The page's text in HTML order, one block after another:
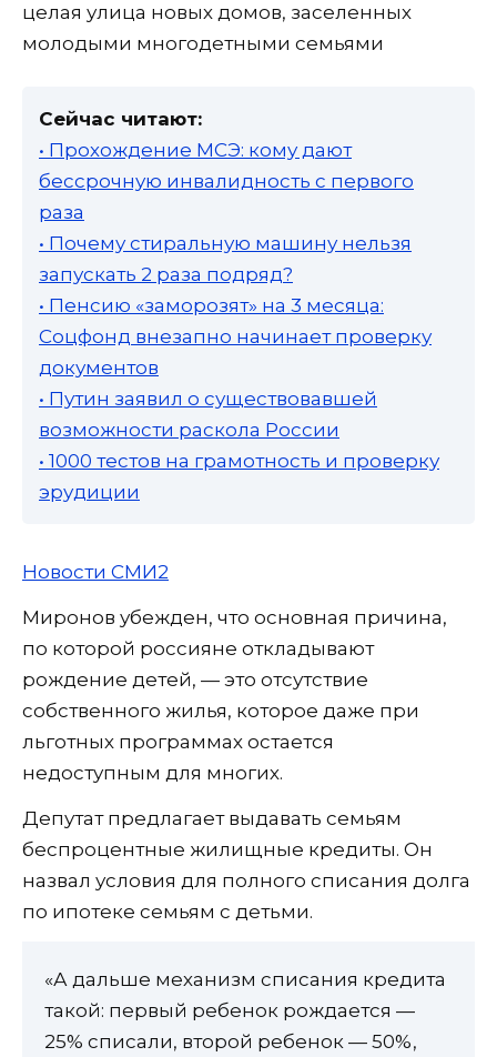
целая улица новых домов, заселенных
молодыми многодетными семьями
Сейчас читают:
• Прохождение МСЭ: кому дают
бессрочную инвалидность с первого
раза
• Почему стиральную машину нельзя
запускать 2 раза подряд?
• Пенсию «заморозят» на 3 месяца:
Соцфонд внезапно начинает проверку
документов
• Путин заявил о существовавшей
возможности раскола России
• 1000 тестов на грамотность и проверку
эрудиции
Новости СМИ2
Миронов убежден, что основная причина,
по которой россияне откладывают
рождение детей, — это отсутствие
собственного жилья, которое даже при
льготных программах остается
недоступным для многих.
Депутат предлагает выдавать семьям
беспроцентные жилищные кредиты. Он
назвал условия для полного списания долга
по ипотеке семьям с детьми.
«А дальше механизм списания кредита
такой: первый ребенок рождается —
25% списали, второй ребенок — 50%,